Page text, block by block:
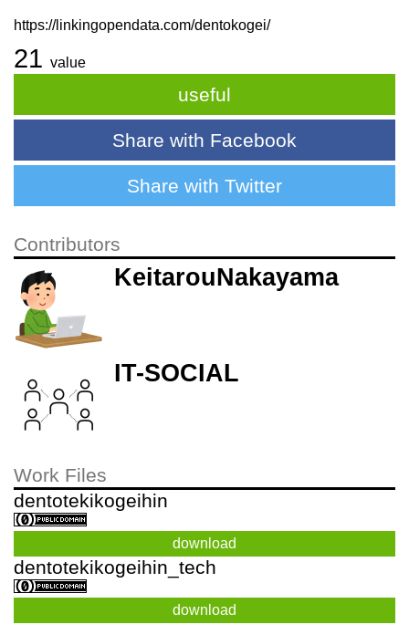
https://linkingopendata.com/dentokogei/
21 value
useful
Share with Facebook
Share with Twitter
Contributors
KeitarouNakayama
IT-SOCIAL
Work Files
dentotekikogeihin
download
dentotekikogeihin_tech
download